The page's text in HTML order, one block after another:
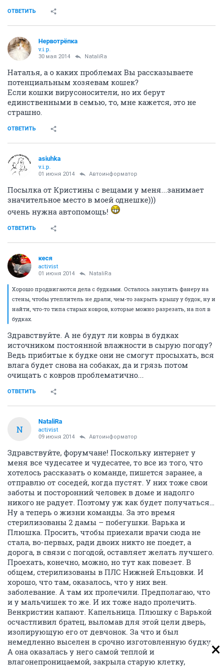
ОТВЕТИТЬ
Нервотрёпка
v.i.p.
30 мая 2014 NataliRa
Наталья, а о каких проблемах Вы рассказываете
потенциальным хозяевам кошек?
Если кошки вирусоносители, но их берут
единственными в семью, то, мне кажется, это не
страшно.
ОТВЕТИТЬ
asiuhka
v.i.p.
01 июня 2014 Автоинформатор
Посылка от Кристины с вещами у меня...занимает
значительное место в моей однешке)))
очень нужна автопомощь!
ОТВЕТИТЬ
кеся
activist
01 июня 2014 NataliRa
Хорошо продвигаются дела с будками. Осталось закупить фанеру на
стены, чтобы утеплитель не драли, чем-то закрыть крышу у будок, ну и
найти, что-то типа старых ковров, которые можно разрезать, на пол в
будках.
Здравствуйте. А не будут ли ковры в будках
источником постоянной влажности в сырую погоду?
Ведь прибитые к будке они не смогут просыхать, вся
влага будет снова на собаках, да и грязь потом
очищать с ковров проблематично...
ОТВЕТИТЬ
N
NataliRa
activist
09 июня 2014 Автоинформатор
Здравствуйте, форумчане! Поскольку интернет у
меня все чудесатее и чудесатее, то все из того, что
хотелось рассказать о команде, пишется заранее, а
отправлю от соседей, когда пустят. У них тоже свои
заботы и посторонний человек в доме и надолго
никого не радует. Поэтому уж как будет получаться…
Ну а теперь о жизни команды. За это время
стерилизованы 2 дамы – побегушки. Варька и
Плюшка. Просить, чтобы приехали врачи сюда не
стала, во-первых, ради двоих никто не поедет, а
дорога, в связи с погодой, оставляет желать лучшего.
Проехать, конечно, можно, но тут как повезет. В
общем, стерилизованы в ПЛС Нижней Ельцовки. И
хорошо, что там, оказалось, что у них вен.
заболевание. А там их пролечили. Предполагаю, что
и у мальчишек то же. И их тоже надо пролечить.
Венкристин капают. Капельница. Плюшку с Варькой
осчастливил братец, выломав для этой цели дверь,
изолирующую его от девчонок. За что и был
немедленно выселен в срочно изготовленную будку.
А она оказалась у него самой теплой и
влагонепроницаемой, закрыла старую клетку,